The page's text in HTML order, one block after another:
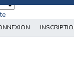
Pantalons de travail
Daiber